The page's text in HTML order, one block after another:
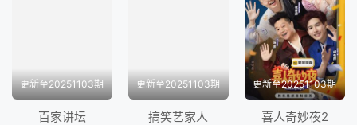
更新至20251103期
百家讲坛
更新至20251103期
搞笑艺家人
更新至20251103期
喜人奇妙夜2